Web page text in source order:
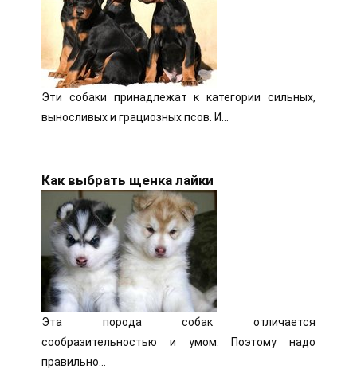
Эти собаки принадлежат к категории сильных,
выносливых и грациозных псов. И…
Как выбрать щенка лайки
Эта порода собак отличается
сообразительностью и умом. Поэтому надо
правильно…